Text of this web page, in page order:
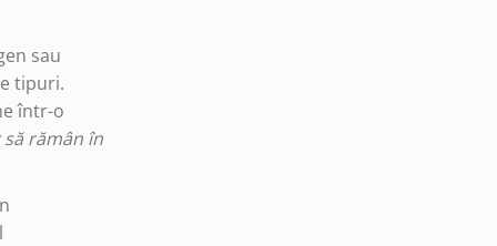
sau
tipuri.
într-o
rămân în